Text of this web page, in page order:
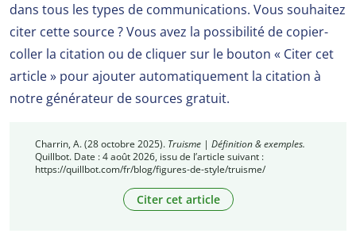
dans tous les types de communications. Vous souhaitez
citer cette source ? Vous avez la possibilité de copier-
coller la citation ou de cliquer sur le bouton « Citer cet
article » pour ajouter automatiquement la citation à
notre générateur de sources gratuit.
Charrin, A. (28 octobre 2025). Truisme | Définition & exemples.
Quillbot. Date : 4 août 2026, issu de l’article suivant :
https://quillbot.com/fr/blog/figures-de-style/truisme/
Citer cet article